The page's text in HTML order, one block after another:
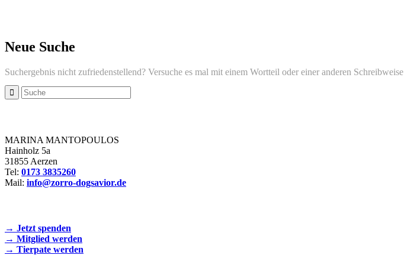
Neue Suche
Suchergebnis nicht zufriedenstellend? Versuche es mal mit einem Wortteil oder einer anderen Schreibweise
MARINA MANTOPOULOS
Hainholz 5a
31855 Aerzen
Tel: 0173 3835260
Mail: info@zorro-dogsavior.de
→ Jetzt spenden
→ Mitglied werden
→ Tierpate werden